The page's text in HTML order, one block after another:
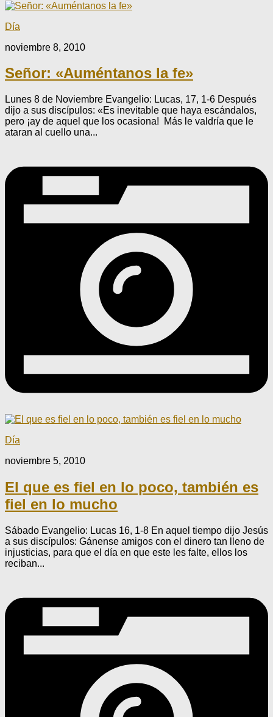
Día
noviembre 8, 2010
Señor: «Auméntanos la fe»
Lunes 8 de Noviembre Evangelio: Lucas, 17, 1-6 Después
dijo a sus discípulos: «Es inevitable que haya escándalos,
pero ¡ay de aquel que los ocasiona! Más le valdría que le
ataran al cuello una...
Día
noviembre 5, 2010
El que es fiel en lo poco, también es
fiel en lo mucho
Sábado Evangelio: Lucas 16, 1-8 En aquel tiempo dijo Jesús
a sus discípulos: Gánense amigos con el dinero tan lleno de
injusticias, para que el día en que este les falte, ellos los
reciban...